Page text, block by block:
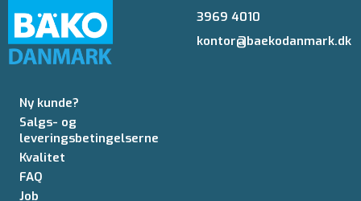
3969 4010
kontor@baekodanmark.dk
Ny kunde?
Salgs- og
leveringsbetingelserne
Kvalitet
FAQ
Job